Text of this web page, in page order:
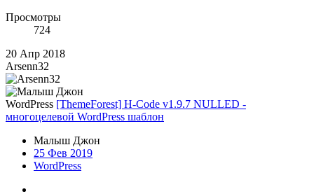
Просмотры
724
20 Апр 2018
Arsenn32
WordPress [ThemeForest] H-Code v1.9.7 NULLED -
многоцелевой WordPress шаблон
Малыш Джон
25 Фев 2019
WordPress